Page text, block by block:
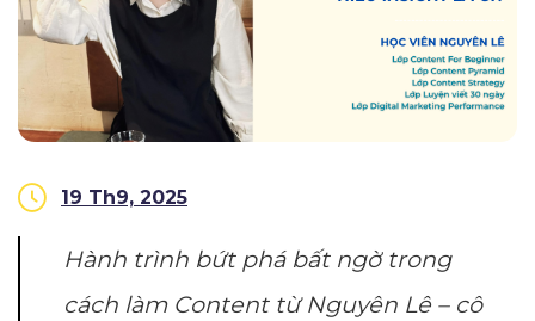
19 Th9, 2025
Hành trình bứt phá bất ngờ trong
cách làm Content từ Nguyên Lê – cô